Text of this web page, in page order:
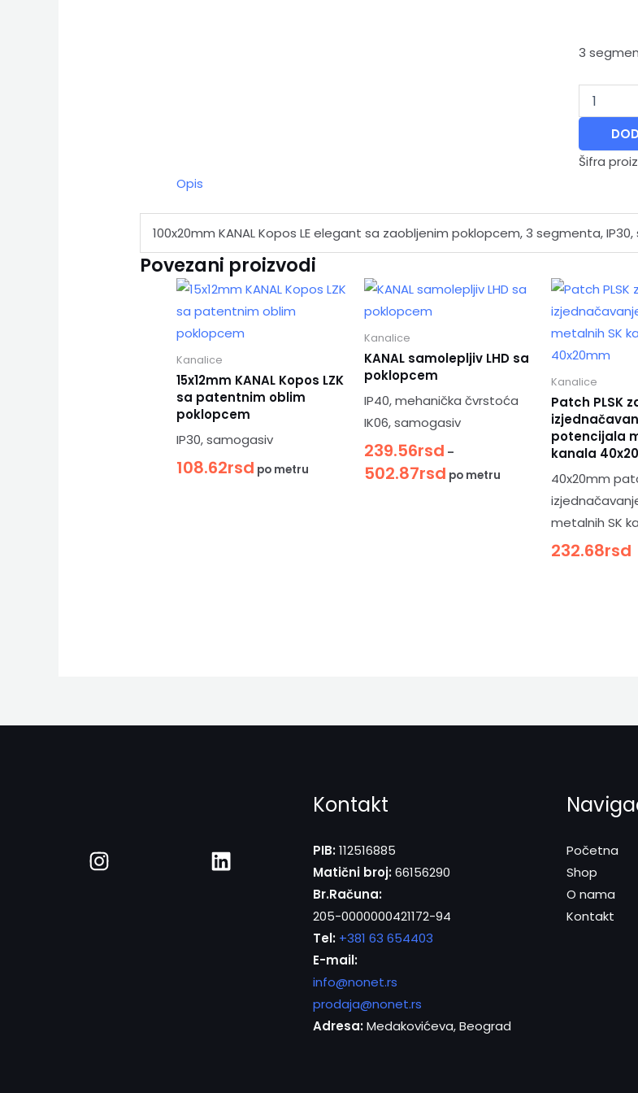
3
Šifra
Opis
100x20mm KANAL Kopos LE elegant sa zaobljenim poklopcem, 3 segmenta,
Povezani proizvodi
Kanalice
15x12mm KANAL Kopos LZK
sa patentnim oblim
poklopcem
IP30, samogasiv
108.62rsd po metru
Kanalice
KANAL samolepljiv LHD sa
poklopcem
IP40, mehanička čvrstoća
IK06, samogasiv
239.56rsd –
502.87rsd po metru
Kanalice
Patch PLSK
potencijala
kanala
40x20mm
metalnih SK
232.68rsd
Kontakt
PIB:112516885
Matični broj:66156290
Br.Računa:
205-0000000421172-94
Tel: +381 63 654403
E-mail:
info@nonet.rs
prodaja@nonet.rs
Adresa:Medakovićeva, Beograd
Početna
Shop
O nama
Kontakt